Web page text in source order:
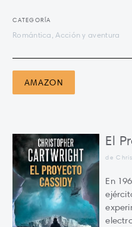
CATEGORÍA
Romántica, Acción y aventura
AMAZON
El
de
En